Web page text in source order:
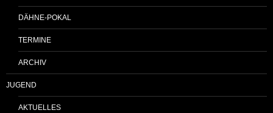
DÄHNE-POKAL
TERMINE
ARCHIV
JUGEND
AKTUELLES